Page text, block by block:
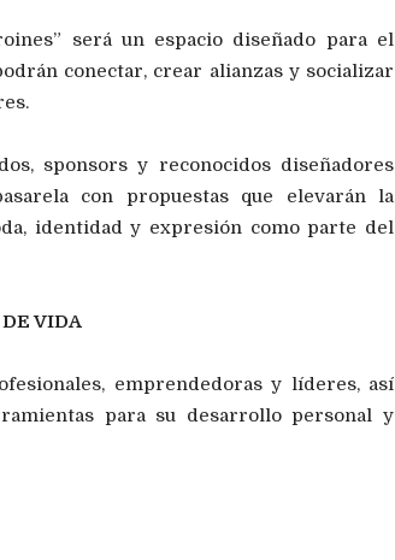
será un espacio diseñado para el
conectar, crear alianzas y socializar
sponsors y reconocidos diseñadores
con propuestas que elevarán la
identidad y expresión como parte del
VIDA
emprendedoras y líderes, así
para su desarrollo personal y